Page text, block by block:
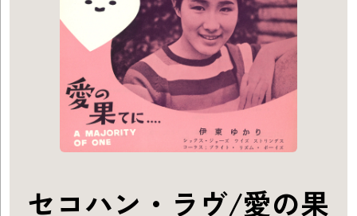
セコハン・ラヴ/愛の果